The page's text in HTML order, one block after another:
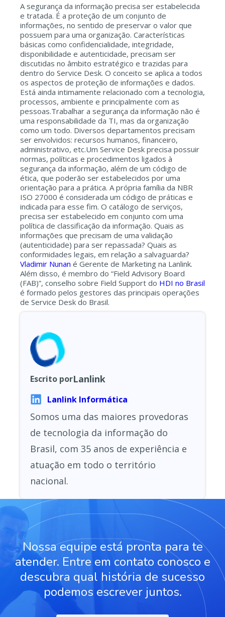
A segurança da informação precisa ser estabelecida
e tratada. É a proteção de um conjunto de
informações, no sentido de preservar o valor que
possuem para uma organização. Características
básicas como confidencialidade, integridade,
disponibilidade e autenticidade, precisam ser
discutidas no âmbito estratégico e trazidas para
dentro do Service Desk. O conceito se aplica a todos
os aspectos de proteção de informações e dados.
Está ainda intimamente relacionado com a tecnologia,
processos, ambiente e principalmente com as
pessoas.Trabalhar a segurança da informação não é
uma responsabilidade da TI, mas da organização
como um todo. Diversos departamentos precisam
ser envolvidos: recursos humanos, financeiro,
administrativo, etc.Um Service Desk precisa possuir
normas, políticas e procedimentos ligados à
segurança da informação, além de um código de
ética, que poderão ser estabelecidos por uma
orientação para a prática. A própria família da NBR
ISO 27000 é considerada um código de práticas e
indicada para esse fim. O catálogo de serviços,
precisa ser estabelecido em conjunto com uma
política de classificação da informação. Quais as
informações que precisam de uma validação
(autenticidade) para ser repassada? Quais as
conformidades legais, em relação a salvaguarda?
Vladimir Nunan é Gerente de Marketing na Lanlink.
Além disso, é membro do “Field Advisory Board
(FAB)”, conselho sobre Field Support do HDI no Brasil
é formado pelos gestores das principais operações
de Service Desk do Brasil.
Escrito porLanlink
Lanlink Informática
Somos uma das maiores provedoras
de tecnologia da informação do
Brasil, com 35 anos de experiência e
atuação em todo o território
nacional.
Nossa equipe está pronta para te
atender. Entre em contato conosco e
descubra qual história de sucesso
podemos escrever juntos.